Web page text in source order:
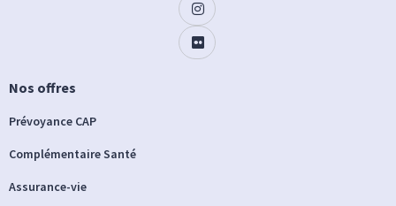
Nos offres
Prévoyance CAP
Complémentaire Santé
Assurance-vie